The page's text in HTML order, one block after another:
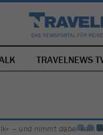
TRAVELNEWS
– und nimmt dabei kein